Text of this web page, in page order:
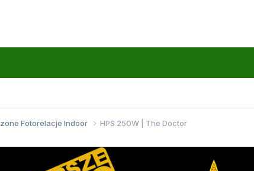
Fotorelacje Indoor HPS 250W | The Doctor